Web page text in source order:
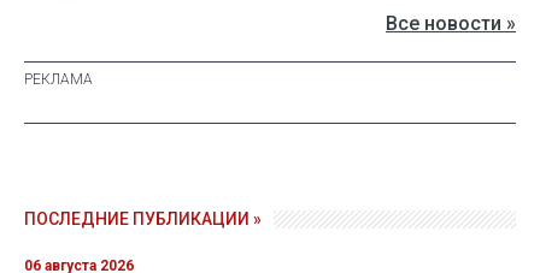
Все новости »
ПОСЛЕДНИЕ ПУБЛИКАЦИИ »
06 августа 2026